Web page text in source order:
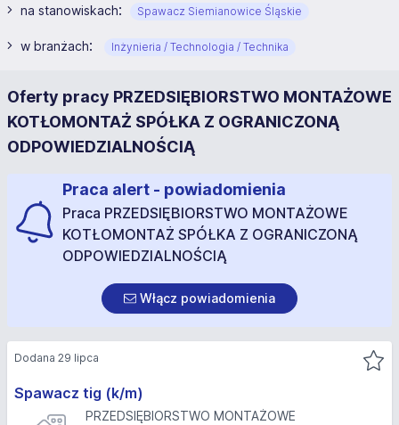
na stanowiskach: Spawacz Siemianowice Śląskie
w branżach: Inżynieria / Technologia / Technika
Oferty pracy PRZEDSIĘBIORSTWO MONTAŻOWE
KOTŁOMONTAŻ SPÓŁKA Z OGRANICZONĄ
ODPOWIEDZIALNOŚCIĄ
Praca alert - powiadomienia
Praca PRZEDSIĘBIORSTWO MONTAŻOWE
KOTŁOMONTAŻ SPÓŁKA Z OGRANICZONĄ
ODPOWIEDZIALNOŚCIĄ
Włącz powiadomienia
Spawacz tig (k/m)
PRZEDSIĘBIORSTWO MONTAŻOWE
Dodana 29 lipca